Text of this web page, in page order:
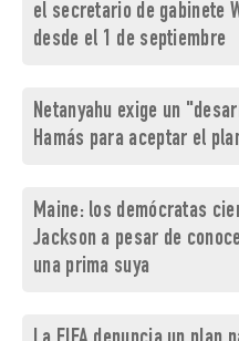
el secretario de gabinete
desde el 1 de septiembre
Netanyahu exige un
Hamás para aceptar el
Maine: los demócratas
Jackson a pesar de
una prima suya